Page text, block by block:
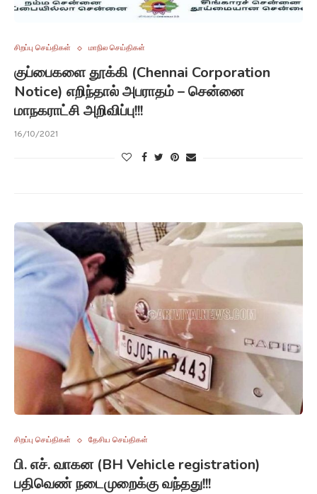
சிறப்பு செய்திகள் மாநில செய்திகள்
குப்பைகளை தூக்கி (Chennai Corporation
Notice) எறிந்தால் அபராதம் – சென்னை
மாநகராட்சி அறிவிப்பு!!!
16/10/2021
சிறப்பு செய்திகள் தேசிய செய்திகள்
பி. எச். வாகன (BH Vehicle registration)
பதிவெண் நடைமுறைக்கு வந்தது!!!